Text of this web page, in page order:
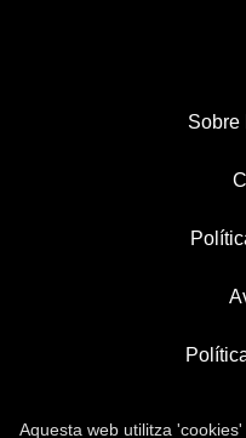
Sobre
Aquesta web utilitza